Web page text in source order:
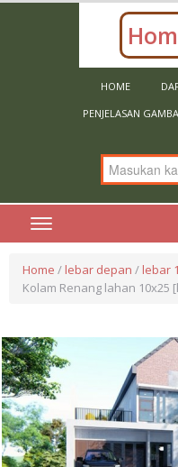
HOME
PENJELASAN
Home / lebar depan / lebar
Kolam Renang lahan 10x25